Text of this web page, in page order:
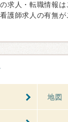
求人・転職情報
護師求人の有無が
地図